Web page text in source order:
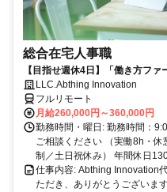
総合在宅人事職
【目指せ週休4日】「働き方フ
て活躍する人事ポジション｜20代
LLC.Abthing Innovation
フルリモート
月給260,000円～360,000円
勤務時間・曜日: 勤務時間：
ご相談ください （実働8h・
制／土日祝休み） 年間休日
仕事内容: Abthing Innovation
ただき、ありがとうございま